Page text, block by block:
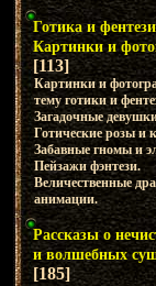
Готика и
Картинки и
[113]
Картинки и
тему готики и
Загадочные
Готические розы и
Забавные гномы и
Пейзажи фэнтези.
Величественные
анимации.
Рассказы о
и волшебных
[185]